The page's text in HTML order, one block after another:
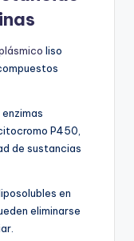
liso
P450,
de sustancias
en
eliminarse